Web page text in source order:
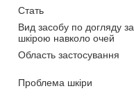
Стать
Вид засобу по догляду за
шкірою навколо очей
Область застосування
Проблема шкіри